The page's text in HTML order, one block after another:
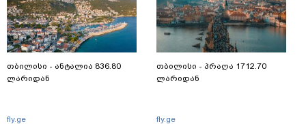
თბილისი - ანტალია 836.80
ლარიდან
fly.ge
თბილისი - პრაღა 1712.70
ლარიდან
fly.ge